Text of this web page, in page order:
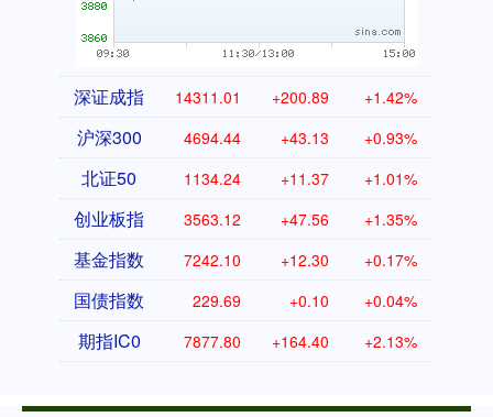
深证成指 14311.01 +200.89 +1.42%
沪深300 4694.44 +43.13 +0.93%
北证50 1134.24 +11.37 +1.01%
创业板指 3563.12 +47.56 +1.35%
基金指数 7242.10 +12.30 +0.17%
国债指数 229.69 +0.10 +0.04%
期指IC0 7877.80 +164.40 +2.13%